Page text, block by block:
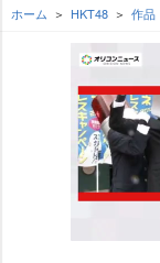
ホーム HKT48 作品